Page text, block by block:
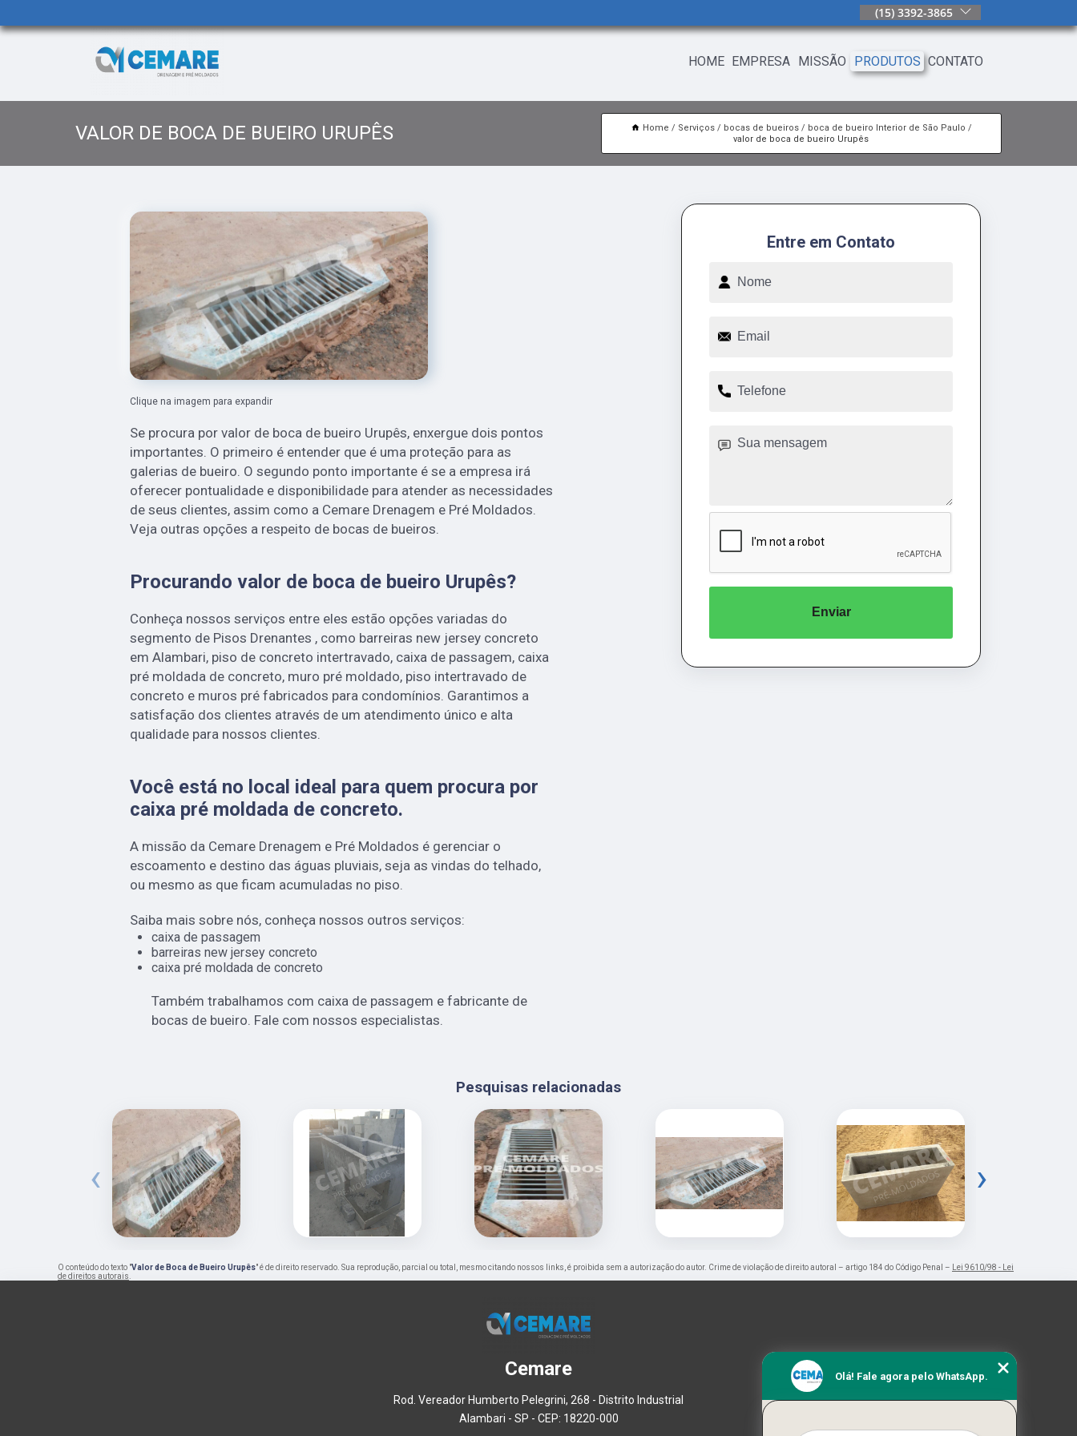
(15) 3392-3865
HOME EMPRESA MISSÃO PRODUTOS CONTATO
VALOR DE BOCA DE BUEIRO URUPÊS Home Serviços bocas de bueiros
boca de bueiro Interior de São Paulo
valor de boca de bueiro Urupês
Clique na imagem para expandir
Se procura por valor de boca de bueiro Urupês, enxergue dois pontos
importantes. O primeiro é entender que é uma proteção para as
galerias de bueiro. O segundo ponto importante é se a empresa irá
oferecer pontualidade e disponibilidade para atender as necessidades
de seus clientes, assim como a Cemare Drenagem e Pré Moldados.
Veja outras opções a respeito de bocas de bueiros.
Procurando valor de boca de bueiro Urupês?
Conheça nossos serviços entre eles estão opções variadas do
segmento de Pisos Drenantes , como barreiras new jersey concreto
em Alambari, piso de concreto intertravado, caixa de passagem, caixa
pré moldada de concreto, muro pré moldado, piso intertravado de
concreto e muros pré fabricados para condomínios. Garantimos a
satisfação dos clientes através de um atendimento único e alta
qualidade para nossos clientes.
Você está no local ideal para quem procura por
caixa pré moldada de concreto.
A missão da Cemare Drenagem e Pré Moldados é gerenciar o
escoamento e destino das águas pluviais, seja as vindas do telhado,
ou mesmo as que ficam acumuladas no piso.
Saiba mais sobre nós, conheça nossos outros serviços:
caixa de passagem
barreiras new jersey concreto
caixa pré moldada de concreto
Também trabalhamos com caixa de passagem e fabricante de
bocas de bueiro. Fale com nossos especialistas.
Entre em Contato
Enviar
Pesquisas relacionadas
‹ ›
O conteúdo do texto "Valor de Boca de Bueiro Urupês" é de direito reservado. Sua reprodução, parcial ou total, mesmo citando nossos links, é proibida sem a autorização do autor. Crime de violação de direito autoral – artigo 184 do Código Penal –
Lei 9610/98 - Lei
de direitos autorais
Cemare
Rod. Vereador Humberto Pelegrini, 268 - Distrito Industrial
Alambari - SP - CEP: 18220-000
Olá! Fale agora pelo WhatsApp.